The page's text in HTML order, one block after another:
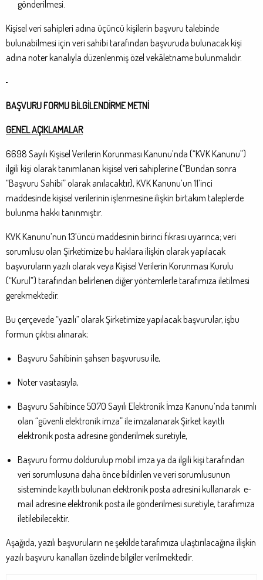
gönderilmesi.
Kişisel veri sahipleri adına üçüncü kişilerin başvuru talebinde
bulunabilmesi için veri sahibi tarafından başvuruda bulunacak kişi
adına noter kanalıyla düzenlenmiş özel vekâletname bulunmalıdır.
BAŞVURU FORMU BİLGİLENDİRME METNİ
GENEL AÇIKLAMALAR
6698 Sayılı Kişisel Verilerin Korunması Kanunu’nda (“KVK Kanunu”)
ilgili kişi olarak tanımlanan kişisel veri sahiplerine (“Bundan sonra
“Başvuru Sahibi” olarak anılacaktır), KVK Kanunu’un 11’inci
maddesinde kişisel verilerinin işlenmesine ilişkin birtakım taleplerde
bulunma hakkı tanınmıştır.
KVK Kanunu’nun 13’üncü maddesinin birinci fıkrası uyarınca; veri
sorumlusu olan Şirketimize bu haklara ilişkin olarak yapılacak
başvuruların yazılı olarak veya Kişisel Verilerin Korunması Kurulu
(“Kurul”) tarafından belirlenen diğer yöntemlerle tarafımıza iletilmesi
gerekmektedir.
Bu çerçevede “yazılı” olarak Şirketimize yapılacak başvurular, işbu
formun çıktısı alınarak;
Başvuru Sahibinin şahsen başvurusu ile,
Noter vasıtasıyla,
Başvuru Sahibince 5070 Sayılı Elektronik İmza Kanunu’nda tanımlı
olan “güvenli elektronik imza” ile imzalanarak Şirket kayıtlı
elektronik posta adresine gönderilmek suretiyle,
Başvuru formu doldurulup mobil imza ya da ilgili kişi tarafından
veri sorumlusuna daha önce bildirilen ve veri sorumlusunun
sisteminde kayıtlı bulunan elektronik posta adresini kullanarak e-
mail adresine elektronik posta ile gönderilmesi suretiyle, tarafımıza
iletilebilecektir.
Aşağıda, yazılı başvuruların ne şekilde tarafımıza ulaştırılacağına ilişkin
yazılı başvuru kanalları özelinde bilgiler verilmektedir.